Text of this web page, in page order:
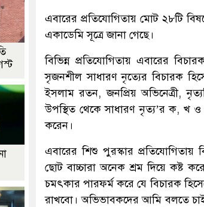
এবারের প্রতিযোগিতায় মোট ২৮টি
একাডেমি সূত্রে জানা গেছে।
বিভিন্ন প্রতিযোগিতায় এবারের
সৃজনশীল সাধারণ নৃত্যের বিচারক
ইসলাম রতন, জনপ্রিয় অভিনেত্রী,
উপস্থিত থেকে সাধারণ নৃত্য’র ক, খ ও
করেন।
এবারের শিশু পুরস্কার প্রতিযোগিতায়
ছোট বাচ্চারা অনেক শ্রম দিয়ে কষ্ট
চমৎকার পারফর্ম করে যে বিচারক
রাখবো। অভিভাবকদের আমি বলতে